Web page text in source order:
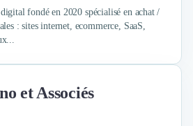
fondé en 2020 spécialisé en achat /
: sites internet, ecommerce, SaaS,
et Associés